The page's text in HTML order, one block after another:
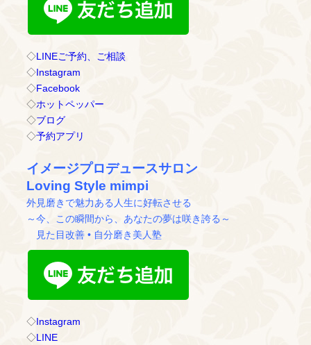
◇LINEご予約、ご相談
◇Instagram
◇Facebook
◇ホットペッパー
◇ブログ
◇予約アプリ
イメージプロデュースサロン
Loving Style mimpi
外見磨きで魅力ある人生に好転させる
～今、この瞬間から、あなたの夢は咲き誇る～
見た目改善 • 自分磨き美人塾
◇Instagram
◇LINE